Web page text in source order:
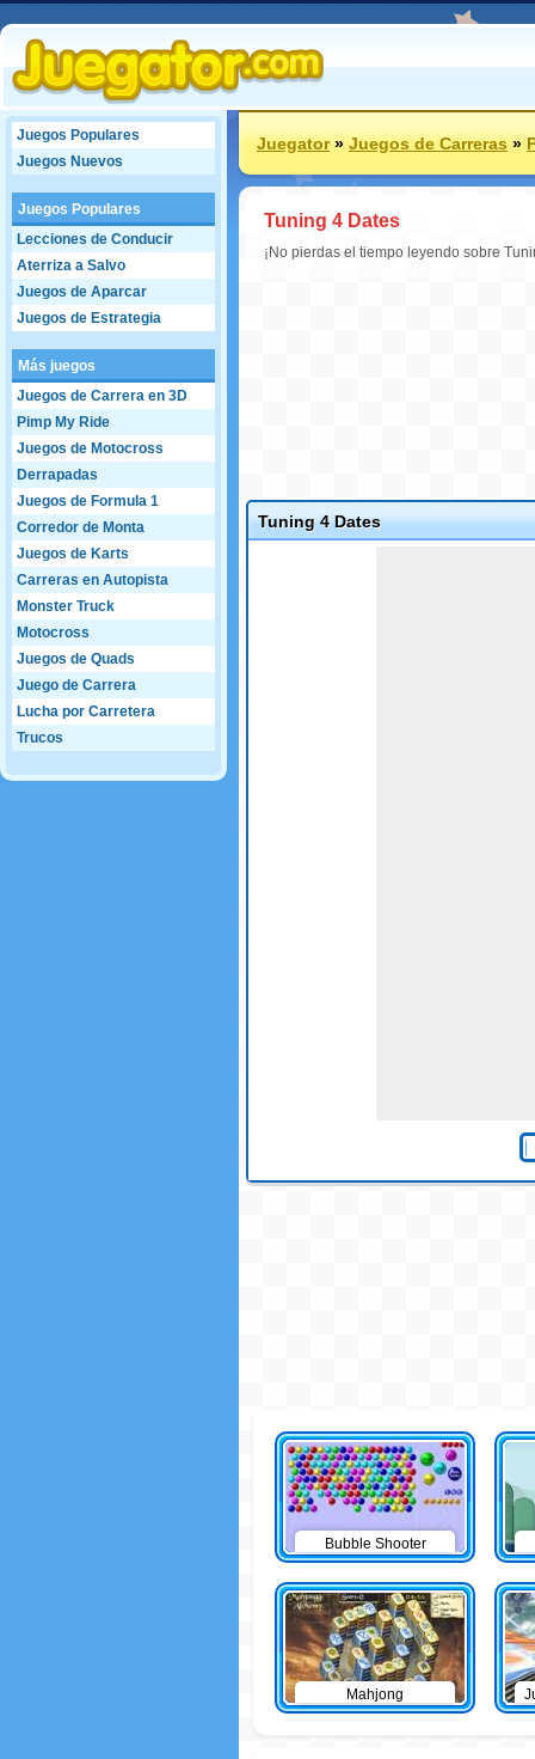
Juegos Populares
Juegos Nuevos
Juegos Populares
Lecciones de Conducir
Aterriza a Salvo
Juegos de Aparcar
Juegos de Estrategia
Más juegos
Juegos de Carrera en 3D
Pimp My Ride
Juegos de Motocross
Derrapadas
Juegos de Formula 1
Corredor de Monta
Juegos de Karts
Carreras en Autopista
Monster Truck
Motocross
Juegos de Quads
Juego de Carrera
Lucha por Carretera
Trucos
Juegator»Juegos de Carreras»
Tuning 4 Dates
¡No pierdas el tiempo leyendo sobre
Tuning 4 Dates
Bubble Shooter
Mahjong